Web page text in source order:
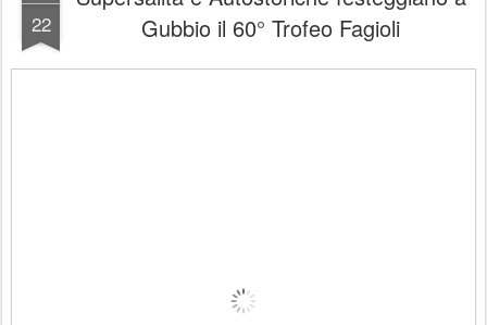
22
Gubbio il 60° Trofeo Fagioli